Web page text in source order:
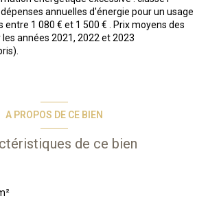
d'un séjour/salon, de deux
de bains, WC séparé.Vient compléter ce
en sous-sol. Le bien bénéficie également
d'un cellier à ski.
délégué, d’une fiscalité
statut LMNP.
*photos types issues de la phototèque Odalys*
les risques auxquels ce bien est exposé sont
le site Géorisques :
www.georisques.gouv.fr
annuelles d'énergie pour un usage
1 080 € et 1 500 € . Prix moyens des
années 2021, 2022 et 2023
A PROPOS DE CE BIEN
de ce bien